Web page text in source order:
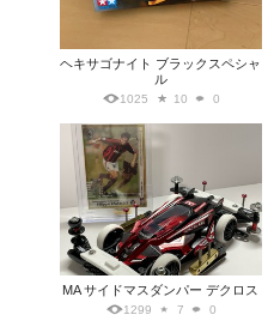
ヘキサゴナイト ブラックスペシャ
ル
1025 10 0
MA サイドマスダンパー デクロス
1299 7 0